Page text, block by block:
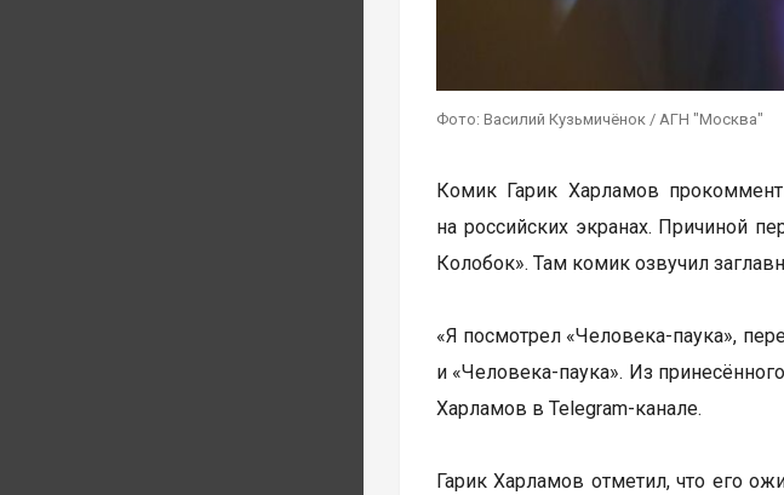
Фото: Василий Кузьмичёнок / АГН "Москва"
Комик Гарик Харламов
на российских экранах. Причиной
Колобок». Там комик озвучил
«Я посмотрел «Человека-паука»,
и «Человека-паука». Из
Харламов в Telegram-канале.
Гарик Харламов отметил, что его